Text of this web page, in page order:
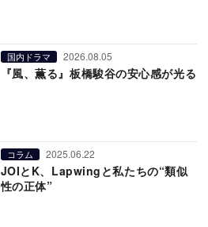
国内ドラマ 2026.08.05
『風、薫る』板橋駿谷の安心感が光る
コラム 2025.06.22
JOIとK、Lapwingと私たちの“類似
性の正体”